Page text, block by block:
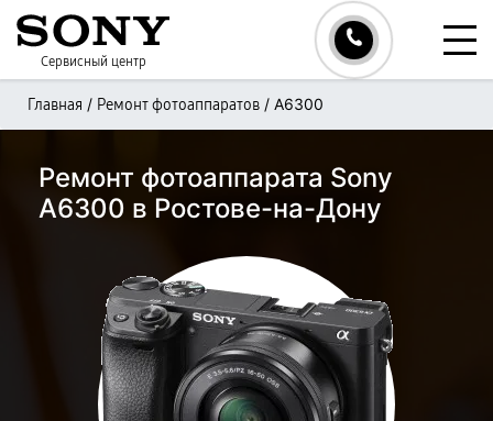
Сервисный центр
Главная / Ремонт фотоаппаратов / A6300
Ремонт фотоаппарата Sony
A6300 в Ростове-на-Дону